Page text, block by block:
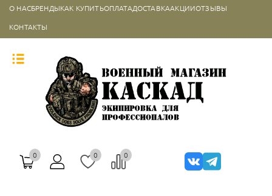
О НАСБРЕНДЫКАК КУПИТЬОПЛАТАДОСТАВКААКЦИИОТЗЫВЫ
КОНТАКТЫ
0 0 0